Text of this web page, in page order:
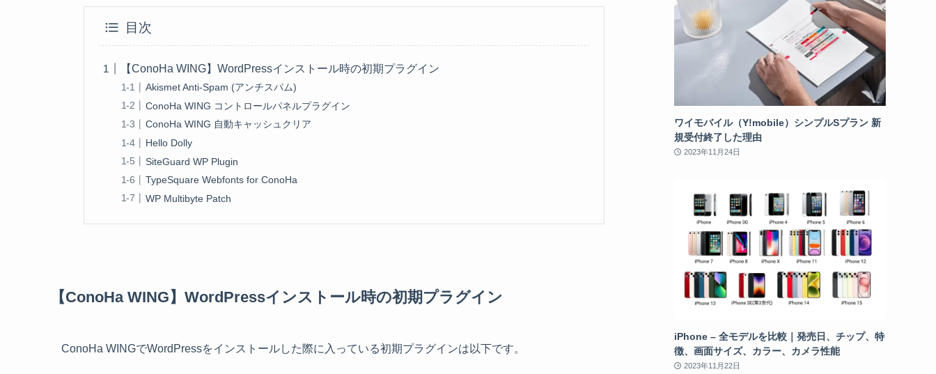
目次
【ConoHa WING】WordPressインストール時の初期プラグイン
Akismet Anti-Spam (アンチスパム)
ConoHa WING コントロールパネルプラグイン
ConoHa WING 自動キャッシュクリア
Hello Dolly
SiteGuard WP Plugin
TypeSquare Webfonts for ConoHa
WP Multibyte Patch
【ConoHa WING】WordPressインストール時の初期プラグイン
ConoHa WINGでWordPressをインストールした際に入っている初期プラグインは以下です。
ワイモバイル（Y!mobile）シンプルSプラン 新
規受付終了した理由
2023年11月24日
iPhone – 全モデルを比較｜発売日、チップ、特
徴、画面サイズ、カラー、カメラ性能
2023年11月22日